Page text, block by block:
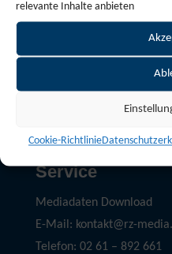
relevante Inhalte anbieten
Cookie-Richtlinie
Service
Mediadaten Download
E-Mail: kontakt@rz-
Telefon: 02 61 – 892 661